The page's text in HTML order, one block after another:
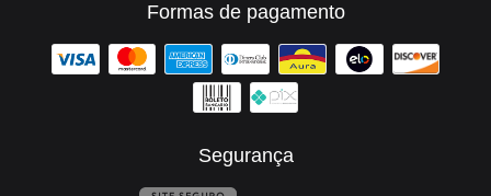
Formas de pagamento
Segurança